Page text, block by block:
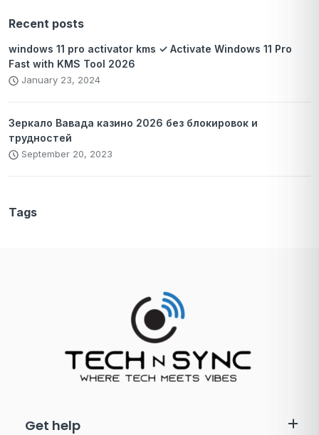
Recent posts
windows 11 pro activator kms ✓ Activate Windows 11 Pro
Fast with KMS Tool 2026
January 23, 2024
Зеркало Вавада казино 2026 без блокировок и
трудностей
September 20, 2023
Tags
Get help